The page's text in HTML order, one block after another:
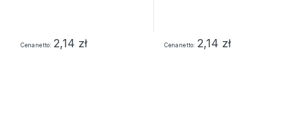
Cena netto 2,14 zł Cena netto 2,14 zł